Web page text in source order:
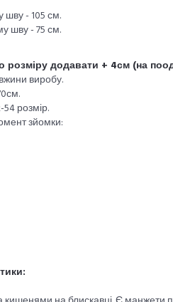
шву - 105 см.
шву - 75 см.
розміру додавати + 4см (на
виробу.
розмір.
зйомки: